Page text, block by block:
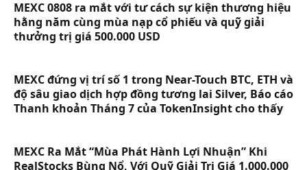
MEXC 0808 ra mắt với tư cách sự kiện thương hiệu
hằng năm cùng mùa nạp cổ phiếu và quỹ giải
thưởng trị giá 500.000 USD
MEXC đứng vị trí số 1 trong Near-Touch BTC, ETH và
độ sâu giao dịch hợp đồng tương lai Silver, Báo cáo
Thanh khoản Tháng 7 của TokenInsight cho thấy
MEXC Ra Mắt “Mùa Phát Hành Lợi Nhuận” Khi
RealStocks Bùng Nổ, Với Quỹ Giải Trị Giá 1.000.000